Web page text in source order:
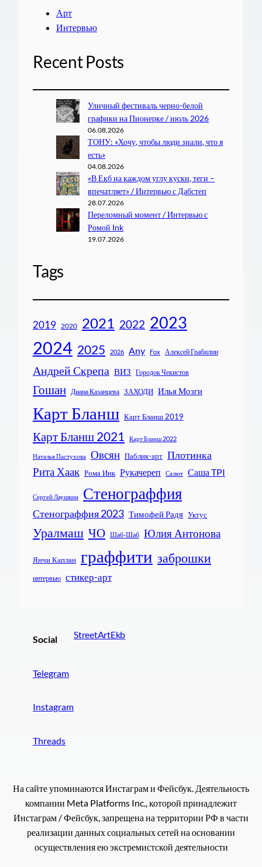
Арт
Интервью
Recent Posts
Уличный фестиваль черно-белой
графики на Пионерке / июль 2026
06.08.2026
ТОНУ: «Хочу, чтобы люди знали, что я
есть»
04.08.2026
«В Екб на каждом углу куски, теги –
впечатляет» / Интервью с Дабстеп
28.07.2026
Переломный момент / Интервью с
Ромой Ink
19.07.2026
Tags
2019 2020 2021 2022 2023
2024 2025 2026 Any Fox Алексей Грабилин
Андрей Скрепа ВИЗ Городок Чекистов
Гошан Диана Казанцева ЗАХОДИ Илья Мозги
Карт Бланш Карт Бланш 2019
Карт Бланш 2021 Карт Бланш 2022
Наталья Пастухова Овсян Паблик-арт Плотинка
Рита Хаак Рома Инк Рукачереп Салют Саша TPI
Сергей Лаушкин Стенограффия
Стенограффия 2023 Тимофей Радя Уктус
Уралмаш ЧО Шаб-Шаб Юлия Антонова
Янчи Каплан граффити заброшки
интервью стикер-арт
Social
Telegram
Instagram
Threads
StreetArtEkb
На сайте упоминаются Инстаграм и Фейсбук. Деятельность
компании Meta Platforms Inc., которой принадлежит
Инстаграм / Фейсбук, запрещена на территории РФ в части
реализации данных социальных сетей на основании
осуществления ею экстремистской деятельности